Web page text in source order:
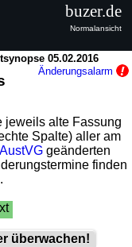
05.02.2016
Änderungsalarm
jeweils alte Fassung
Spalte) aller am
geänderten
finden
.
überwachen!
buzer.de
Normalansicht